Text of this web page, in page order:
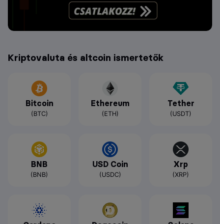
Kriptovaluta és altcoin ismertetők
Bitcoin
(BTC)
Ethereum
(ETH)
Tether
(USDT)
BNB
(BNB)
USD Coin
(USDC)
Xrp
(XRP)